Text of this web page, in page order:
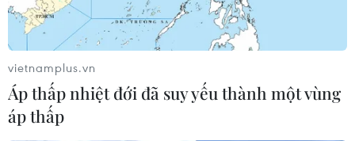
vietnamplus.vn
Áp thấp nhiệt đới đã suy yếu thành một vùng
áp thấp